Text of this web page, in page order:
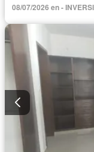
08/07/2026 en -